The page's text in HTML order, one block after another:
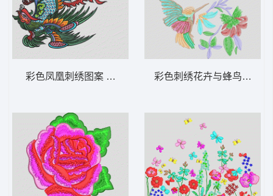
彩色凤凰刺绣图案 凤凰 彩色刺绣花卉与蜂鸟图案